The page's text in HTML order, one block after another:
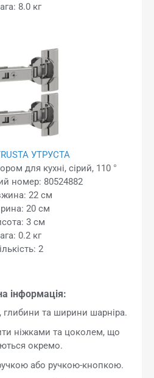
8.0 кг
УТРУСТА
для кухні, сірий, 110 °
номер: 80524882
22 см
20 см
3 см
0.2 кг
2
інформація:
та ширини шарніра.
ніжками та цоколем, що
окремо.
або ручкою-кнопкою.